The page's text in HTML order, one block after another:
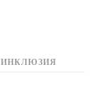
ИНКЛЮЗИЯ